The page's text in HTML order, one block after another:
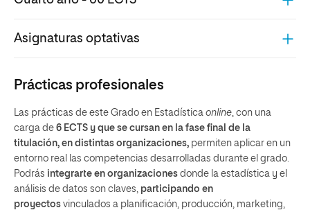
Asignaturas optativas
Prácticas profesionales
Las prácticas de este Grado en Estadística online, con una
carga de 6 ECTS y que se cursan en la fase final de la
titulación, en distintas organizaciones, permiten aplicar en un
entorno real las competencias desarrolladas durante el grado.
Podrás integrarte en organizaciones donde la estadística y el
análisis de datos son claves, participando en
proyectos vinculados a planificación, producción, marketing,